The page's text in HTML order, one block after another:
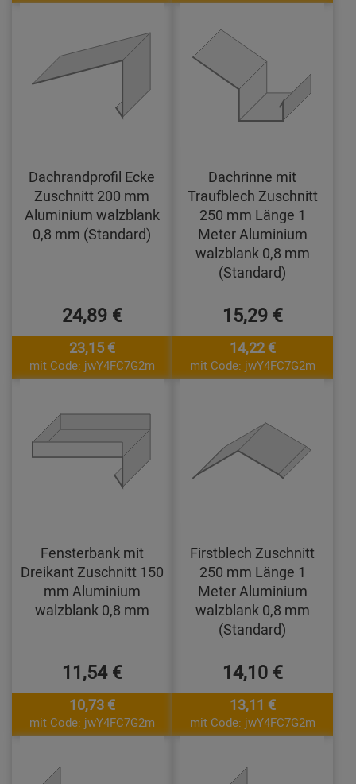
Dachrandprofil Ecke
Zuschnitt 200 mm
Aluminium walzblank
0,8 mm (Standard)
24,89 €
23,15 €
mit Code: jwY4FC7G2m
Dachrinne mit
Traufblech Zuschnitt
250 mm Länge 1
Meter Aluminium
walzblank 0,8 mm
(Standard)
15,29 €
14,22 €
mit Code: jwY4FC7G2m
Fensterbank mit
Dreikant Zuschnitt 150
mm Aluminium
walzblank 0,8 mm
11,54 €
10,73 €
mit Code: jwY4FC7G2m
Firstblech Zuschnitt
250 mm Länge 1
Meter Aluminium
walzblank 0,8 mm
(Standard)
14,10 €
13,11 €
mit Code: jwY4FC7G2m